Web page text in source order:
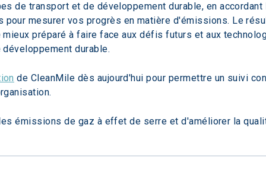
de transport et de développement durable, en
pour mesurer vos progrès en matière d'émissions. Le
préparé à faire face aux défis futurs et aux
durable.
de CleanMile dès aujourd'hui pour permettre un suivi
émissions de gaz à effet de serre et d'améliorer la